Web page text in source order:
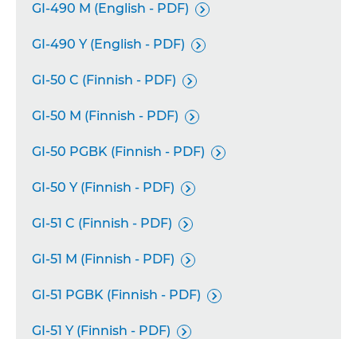
GI-490 M (English - PDF) 
GI-490 Y (English - PDF) 
GI-50 C (Finnish - PDF) 
GI-50 M (Finnish - PDF) 
GI-50 PGBK (Finnish - PDF) 
GI-50 Y (Finnish - PDF) 
GI-51 C (Finnish - PDF) 
GI-51 M (Finnish - PDF) 
GI-51 PGBK (Finnish - PDF) 
GI-51 Y (Finnish - PDF) 